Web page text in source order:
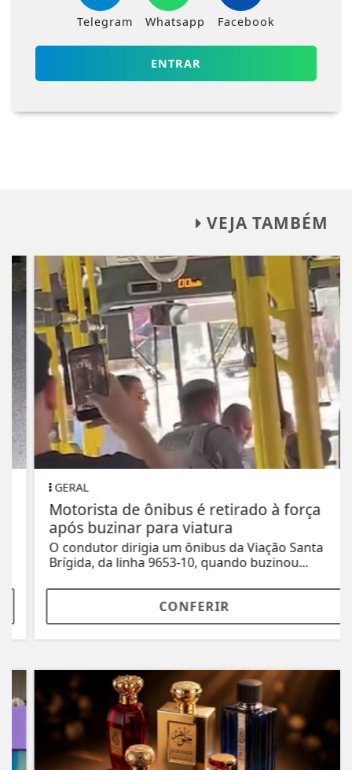
Telegram Whatsapp Facebook
ENTRAR
VEJA TAMBÉM
GERAL
Motorista de ônibus é retirado à força
após buzinar para viatura
O condutor dirigia um ônibus da Viação Santa
Brígida, da linha 9653-10, quando buzinou...
CONFERIR